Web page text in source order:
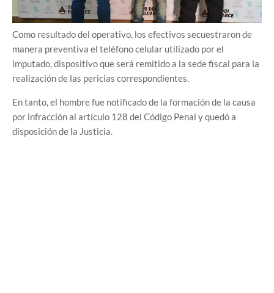
Como resultado del operativo, los efectivos secuestraron de
manera preventiva el teléfono celular utilizado por el
imputado, dispositivo que será remitido a la sede fiscal para la
realización de las pericias correspondientes.
En tanto, el hombre fue notificado de la formación de la causa
por infracción al artículo 128 del Código Penal y quedó a
disposición de la Justicia.